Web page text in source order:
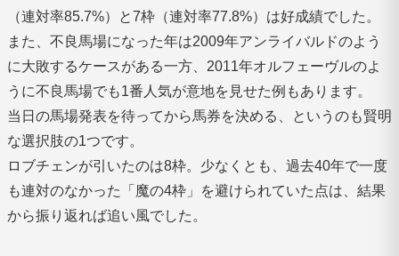
（連対率85.7%）と7枠（連対率77.8%）は好成績でした。
また、不良馬場になった年は2009年アンライバルドのよう
に大敗するケースがある一方、2011年オルフェーヴルのよ
うに不良馬場でも1番人気が意地を見せた例もあります。
当日の馬場発表を待ってから馬券を決める、というのも賢明
な選択肢の1つです。
ロブチェンが引いたのは8枠。少なくとも、過去40年で一度
も連対のなかった「魔の4枠」を避けられていた点は、結果
から振り返れば追い風でした。